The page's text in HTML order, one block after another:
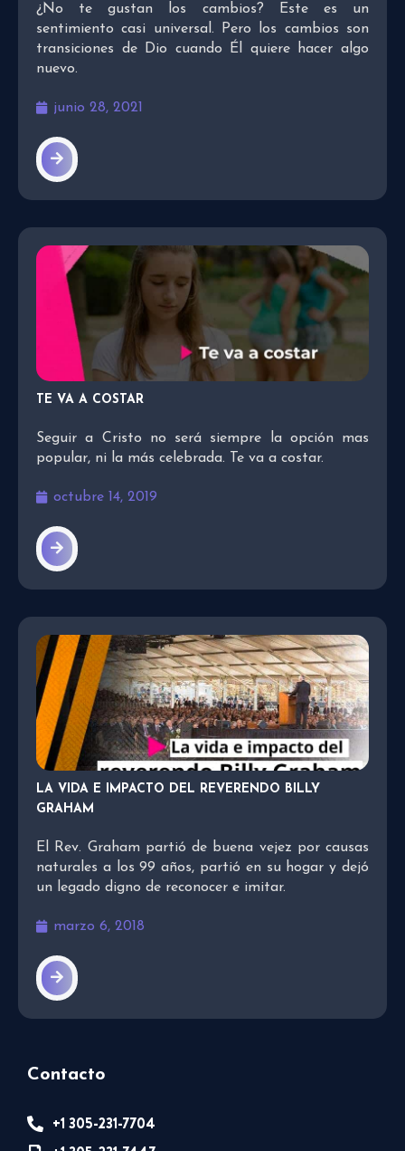
¿No te gustan los cambios? Este es un
sentimiento casi universal. Pero los cambios son
transiciones de Dio cuando Él quiere hacer algo
nuevo.
junio 28, 2021
TE VA A COSTAR
Seguir a Cristo no será siempre la opción mas
popular, ni la más celebrada. Te va a costar.
octubre 14, 2019
LA VIDA E IMPACTO DEL REVERENDO BILLY
GRAHAM
El Rev. Graham partió de buena vejez por causas
naturales a los 99 años, partió en su hogar y dejó
un legado digno de reconocer e imitar.
marzo 6, 2018
Contacto
+1 305-231-7704